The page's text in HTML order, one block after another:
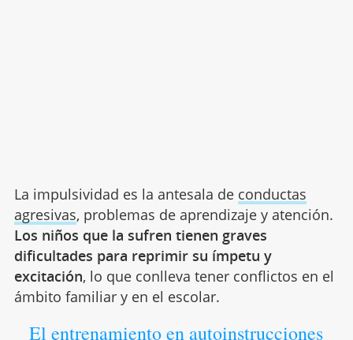
La impulsividad es la antesala de conductas
agresivas, problemas de aprendizaje y atención.
Los niños que la sufren tienen graves
dificultades para reprimir su ímpetu y
excitación, lo que conlleva tener conflictos en el
ámbito familiar y en el escolar.
El entrenamiento en autoinstrucciones